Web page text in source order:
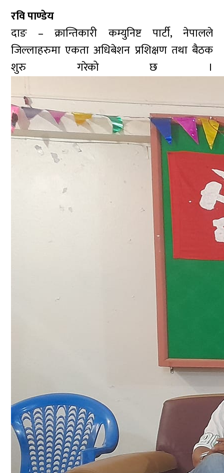
रवि पाण्डेय
दाङ – क्रान्तिकारी कम्युनिष्ट पार्टी, नेपालले
जिल्लाहरुमा एकता अधिबेशन प्रशिक्षण तथा बैठक
शुरु गरेको छ ।